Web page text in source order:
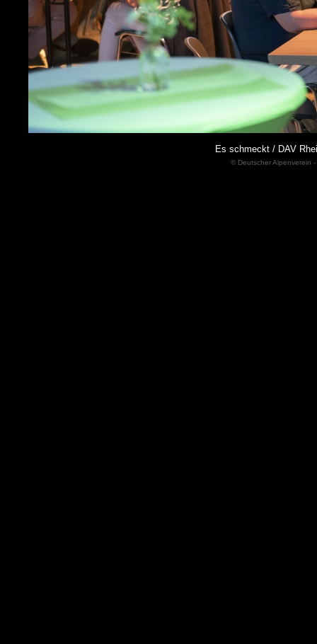
Es schmeckt / DAV
© Deutscher Alpenverein